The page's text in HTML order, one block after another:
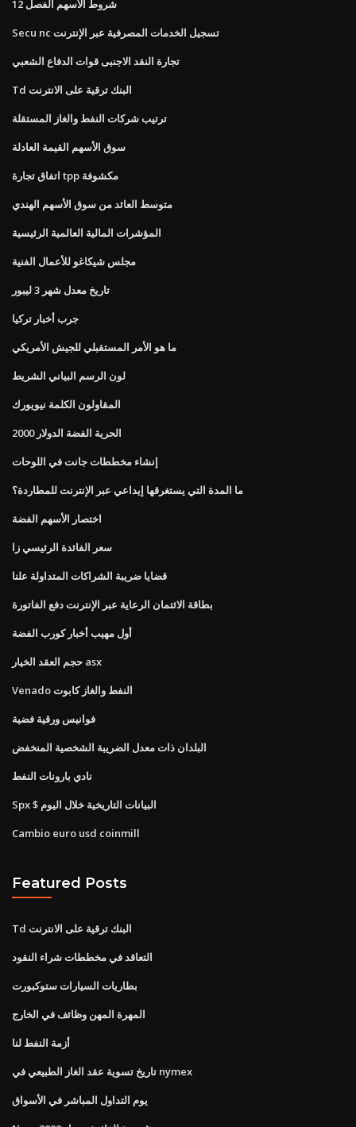
شروط الأسهم الفصل 12
Secu nc تسجيل الخدمات المصرفية عبر الإنترنت
تجارة النقد الاجنبى قوات الدفاع الشعبي
Td البنك ترقية على الانترنت
ترتيب شركات النفط والغاز المستقلة
سوق الأسهم القيمة العادلة
اتفاق تجارة tpp مكشوفة
متوسط ​​العائد من سوق الأسهم الهندي
المؤشرات المالية العالمية الرئيسية
مجلس شيكاغو للأعمال الفنية
تاريخ معدل شهر 3 ليبور
جرب أخبار تركيا
ما هو الأمر المستقبلي للجيش الأمريكي
لون الرسم البياني الشريط
المقاولون الكلمة نيويورك
الحرية الفضة الدولار 2000
إنشاء مخططات جانت في اللوحات
ما المدة التي يستغرقها إيداعي عبر الإنترنت للمطاردة؟
اختصار الأسهم الفضة
سعر الفائدة الرئيسي زا
قضايا ضريبة الشراكات المتداولة علنا
بطاقة الائتمان الرعاية عبر الإنترنت دفع الفاتورة
أول مهيب أخبار كورب الفضة
حجم العقد الخيار asx
Venado النفط والغاز كابوت
فوانيس ورقية فضية
البلدان ذات معدل الضريبة الشخصية المنخفض
نادي بارونات النفط
Spx $ البيانات التاريخية خلال اليوم
Cambio euro usd coinmill
Featured Posts
Td البنك ترقية على الانترنت
التعاقد في مخططات شراء النقود
بطاريات السيارات ستوكبورت
المهرة المهن وظائف في الخارج
أزمة النفط لنا
تاريخ تسوية عقد الغاز الطبيعي في nymex
يوم التداول المباشر في الأسواق